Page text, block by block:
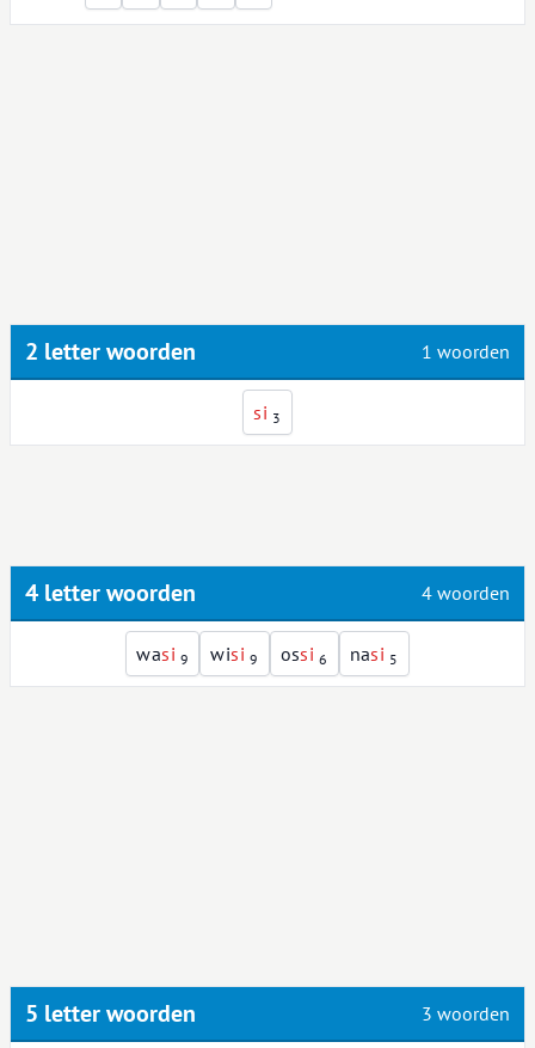
2 letter woorden 1 woorden
si 3
4 letter woorden 4 woorden
wasi 9 wisi 9 ossi 6 nasi 5
5 letter woorden 3 woorden